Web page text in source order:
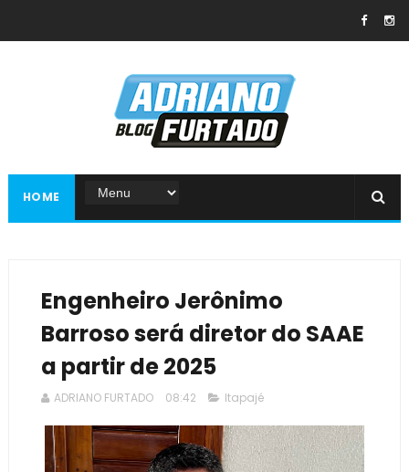
HOME
Engenheiro Jerônimo
Barroso será diretor do SAAE
a partir de 2025
ADRIANO FURTADO 08:42 Itapajé